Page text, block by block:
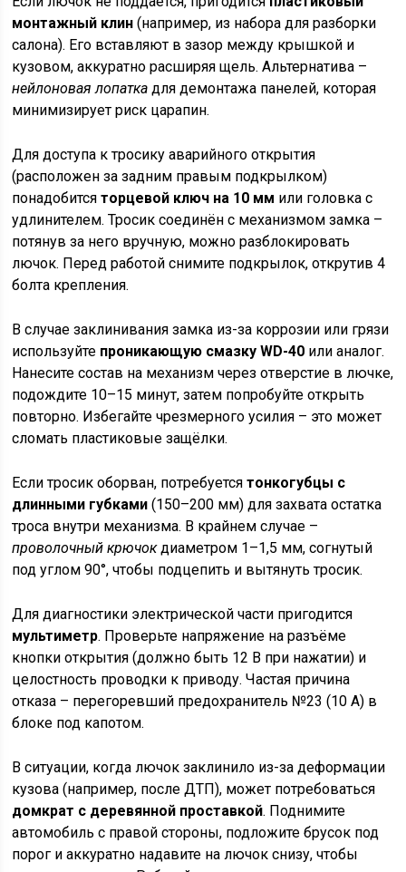
монтажный клин (например, из набора для разборки
салона). Его вставляют в зазор между крышкой и
кузовом, аккуратно расширяя щель. Альтернатива –
нейлоновая лопатка для демонтажа панелей, которая
минимизирует риск царапин.
Для доступа к тросику аварийного открытия
(расположен за задним правым подкрылком)
понадобитсяторцевой ключ на 10 мм или головка с
удлинителем. Тросик соединён с механизмом замка –
потянув за него вручную, можно разблокировать
лючок. Перед работой снимите подкрылок, открутив 4
болта крепления.
В случае заклинивания замка из-за коррозии или грязи
используйте проникающую смазку WD-40 или аналог.
Нанесите состав на механизм через отверстие в лючке,
подождите 10–15 минут, затем попробуйте открыть
повторно. Избегайте чрезмерного усилия – это может
сломать пластиковые защёлки.
Если тросик оборван, потребуетсятонкогубцы с
длинными губками (150–200 мм) для захвата остатка
троса внутри механизма. В крайнем случае –
проволочный крючокдиаметром 1–1,5 мм, согнутый
под углом 90°, чтобы подцепить и вытянуть тросик.
Для диагностики электрической части пригодится
мультиметр. Проверьте напряжение на разъёме
кнопки открытия (должно быть 12 В при нажатии) и
целостность проводки к приводу. Частая причина
отказа – перегоревший предохранитель №23 (10 А) в
блоке под капотом.
В ситуации, когда лючок заклинило из-за деформации
кузова (например, после ДТП), может потребоваться
домкрат с деревянной проставкой. Поднимите
автомобиль с правой стороны, подложите брусок под
порог и аккуратно надавите на лючок снизу, чтобы